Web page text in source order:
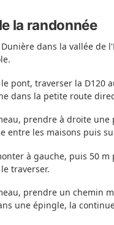
la randonnée
dans la vallée
pont, traverser la D120
dans la petite route
prendre à droite
entre les maisons puis
à gauche, puis 50
traverser.
prendre un chemin
une épingle, la